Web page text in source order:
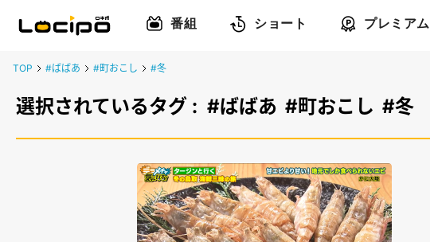
番組 ショート プレミアム
TOP #ばばあ #町おこし #冬
選択されているタグ : #ばばあ #町おこし #冬